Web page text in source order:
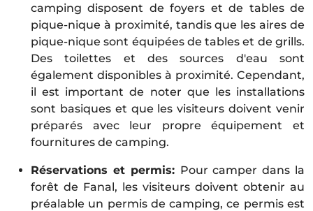
camping disposent de foyers et de tables de
pique-nique à proximité, tandis que les aires de
pique-nique sont équipées de tables et de grills.
Des toilettes et des sources d'eau sont
également disponibles à proximité. Cependant,
il est important de noter que les installations
sont basiques et que les visiteurs doivent venir
préparés avec leur propre équipement et
fournitures de camping.
Réservations et permis: Pour camper dans la
forêt de Fanal, les visiteurs doivent obtenir au
préalable un permis de camping, ce permis est